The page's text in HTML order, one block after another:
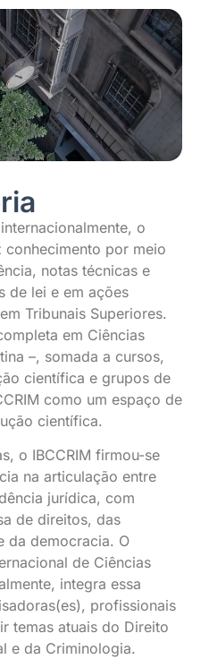
o
conhecimento por meio
notas técnicas e
de lei e em ações
Tribunais Superiores.
em Ciências
–, somada a cursos,
científica e grupos de
como um espaço de
científica.
o IBCCRIM firmou-se
na articulação entre
jurídica, com
de direitos, das
da democracia. O
de Ciências
integra essa
profissionais
temas atuais do Direito
e da Criminologia.